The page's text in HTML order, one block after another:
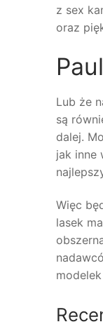
z sex
oraz
Lub że
są
dalej.
jak inne
Więc
lasek